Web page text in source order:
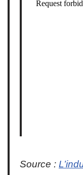
Source :